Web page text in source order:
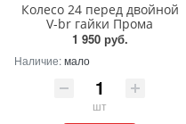
Колесо 24 перед двойной
V-br гайки Прома
1 950 руб.
Наличие:мало
шт